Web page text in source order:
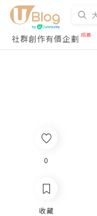
社群創作有價企劃
0
收藏